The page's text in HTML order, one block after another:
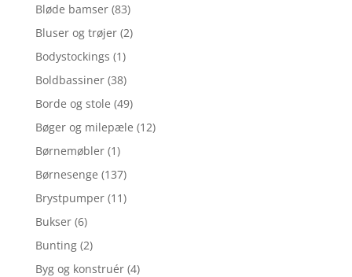
Bløde bamser (83)
Bluser og trøjer (2)
Bodystockings (1)
Boldbassiner (38)
Borde og stole (49)
Bøger og milepæle (12)
Børnemøbler (1)
Børnesenge (137)
Brystpumper (11)
Bukser (6)
Bunting (2)
Byg og konstruér (4)